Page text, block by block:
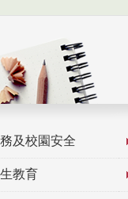
及校園安全
教育